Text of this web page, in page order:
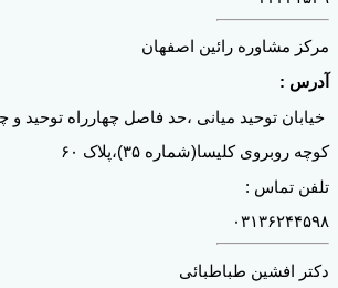
مرکز مشاوره رائین اصفهان
آدرس :
خیابان توحید میانی ،حد فاصل چهارراه توحید و
کوچه روبروی کلیسا(شماره ۳۵)،پلاک ۶۰
تلفن تماس :
۰۳۱۳۶۲۴۴۵۹۸
دکتر افشین طباطبائی